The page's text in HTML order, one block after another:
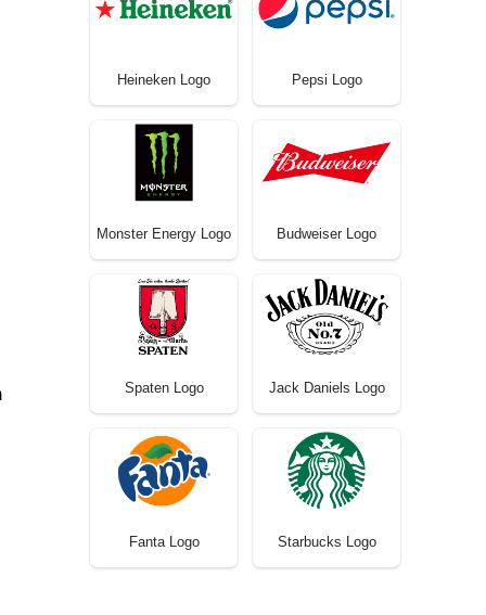
Heineken Logo Pepsi Logo
Monster Energy Logo Budweiser Logo
Spaten Logo Jack Daniels Logo
Fanta Logo Starbucks Logo